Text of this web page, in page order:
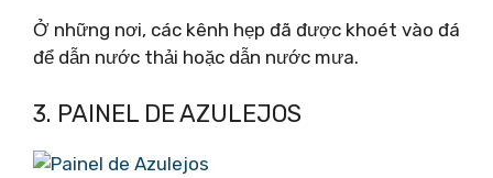
Ở những nơi, các kênh hẹp đã được khoét vào đá
để dẫn nước thải hoặc dẫn nước mưa.
3. PAINEL DE AZULEJOS